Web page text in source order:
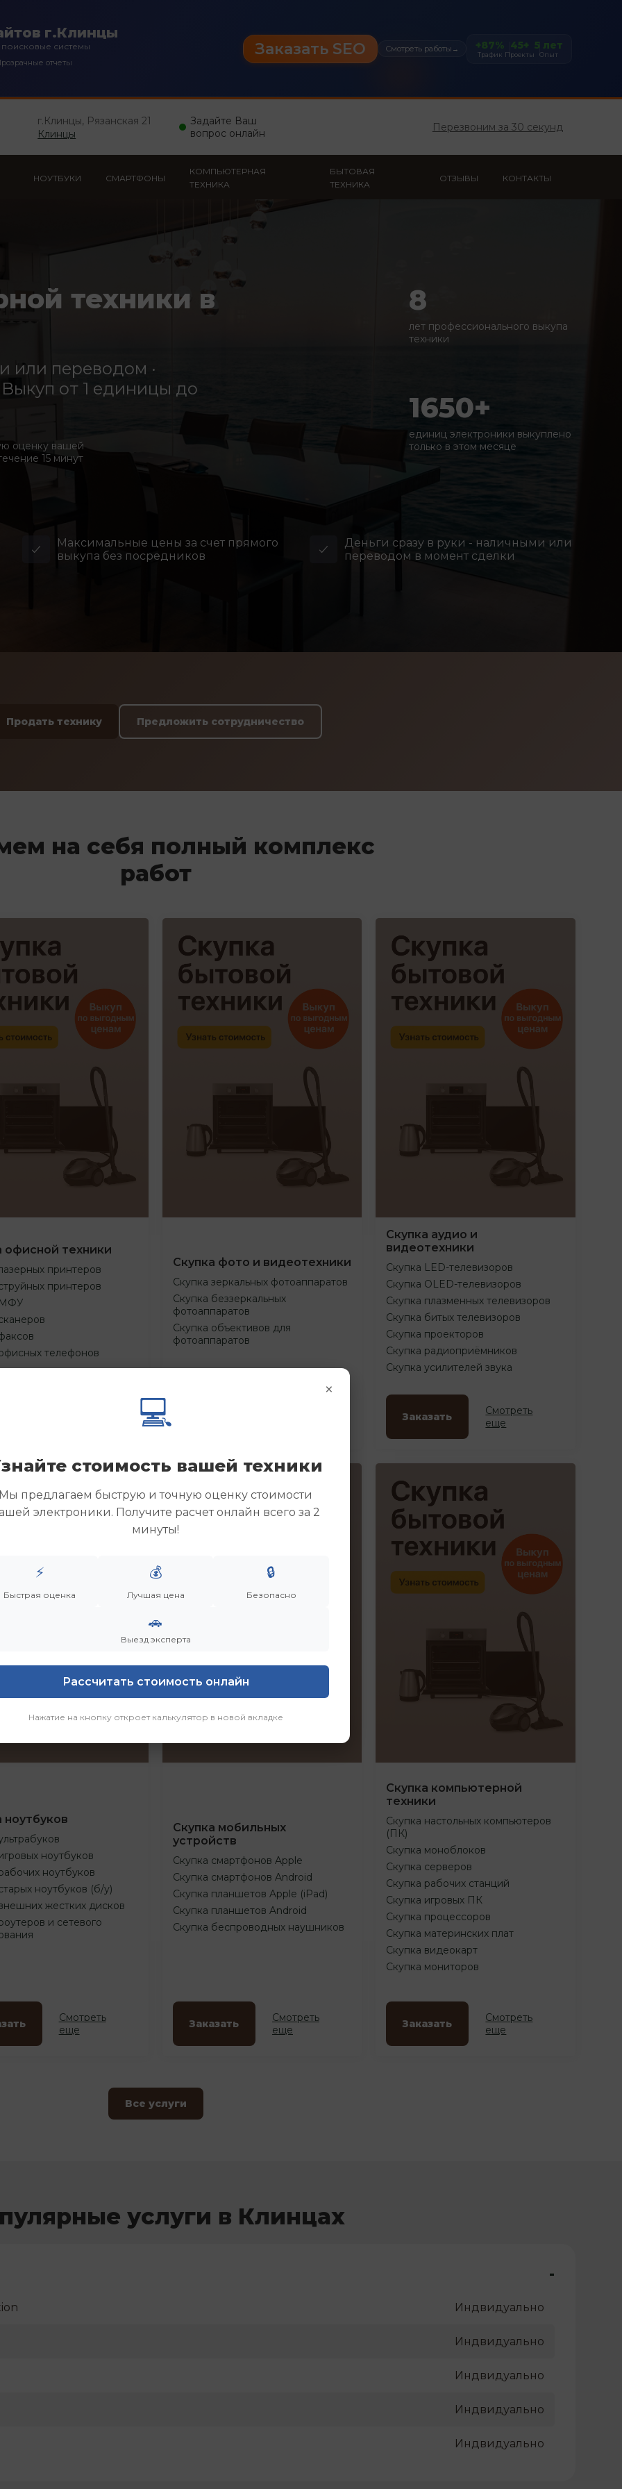
г.Клинцы
системы
отчеты
Заказать SEO Смотреть работы → +87%
Трафик
45+
Проекты
5 лет
Опыт
г.Клинцы, Рязанская 21
Клинцы
Задайте Ваш
вопрос онлайн
Перезвоним за 30 секунд
НОУТБУКИ СМАРТФОНЫ
КОМПЬЮТЕРНАЯ
ТЕХНИКА
БЫТОВАЯ
ТЕХНИКА
ОТЗЫВЫ КОНТАКТЫ
техники в
или переводом ·
от 1 единицы до
оценку вашей
15 минут
8
лет профессионального выкупа
техники
1650+
единиц электроники выкуплено
только в этом месяце
Максимальные цены за счет прямого
выкупа без посредников
Деньги сразу в руки - наличными или
переводом в момент сделки
Продать технику Предложить сотрудничество
на себя полный комплекс
работ
офисной техники
принтеров
принтеров
МФУ
телефонов
Скупка фото и видеотехники
Скупка зеркальных фотоаппаратов
Скупка беззеркальных
фотоаппаратов
Скупка объективов для
фотоаппаратов
Скупка аудио и
видеотехники
Скупка LED-телевизоров
Скупка OLED-телевизоров
Скупка плазменных телевизоров
Скупка битых телевизоров
Скупка проекторов
Скупка радиоприёмников
Скупка усилителей звука
Заказать
Смотреть
еще
ноутбуков
ноутбуков
ноутбуков
ноутбуков (б/у)
жестких дисков
и сетевого
Смотреть
еще
Скупка мобильных
устройств
Скупка смартфонов Apple
Скупка смартфонов Android
Скупка планшетов Apple (iPad)
Скупка планшетов Android
Скупка беспроводных наушников
Заказать
Смотреть
еще
Скупка компьютерной
техники
Скупка настольных компьютеров
(ПК)
Скупка моноблоков
Скупка серверов
Скупка рабочих станций
Скупка игровых ПК
Скупка процессоров
Скупка материнских плат
Скупка видеокарт
Скупка мониторов
Заказать
Смотреть
еще
Все услуги
услуги в Клинцах
-
Индвидуально
Индвидуально
Индвидуально
Индвидуально
Индвидуально
×
💻
стоимость вашей техники
предлагаем быструю и точную оценку стоимости
электроники. Получите расчет онлайн всего за 2
минуты!
⚡
Быстрая оценка
💰
Лучшая цена
🔒
Безопасно
🚗
Выезд эксперта
Рассчитать стоимость онлайн
Нажатие на кнопку откроет калькулятор в новой вкладке